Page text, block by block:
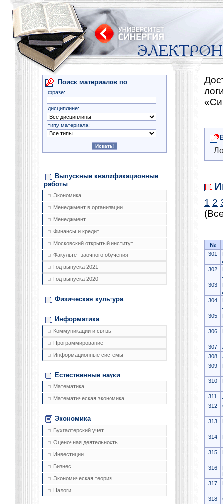
Поиск материалов по
фразе:
дисциплине:
типу материала:
Выпускные квалификационные
работы
Экономика
Менеджмент в организации
Менеджмент
Финансы и кредит
Московский открытый институт
Факультет заочного обучения
Год выпуска 2021
Год выпуска 2020
Физическая культура
Информатика
Коммуникации и связь
Программирование
Информационные системы
Естественные науки
Математика
Математическая экономика
Экономика
Бухгалтерский учет
Оценочная деятельность
Инвестиции
Бизнес
Экономическая теория
Налоги
1 2
№
301
302
303
304
305
306
307
308
309
310
311
312
313
314
315
316
317
318